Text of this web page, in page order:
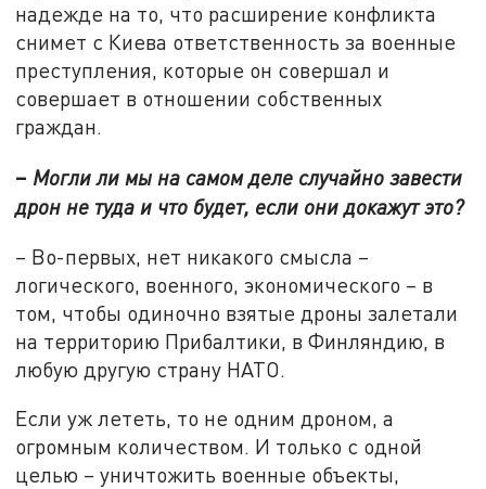
надежде на то, что расширение конфликта
снимет с Киева ответственность за военные
преступления, которые он совершал и
совершает в отношении собственных
граждан.
– Могли ли мы на самом деле случайно завести
дрон не туда и что будет, если они докажут это?
– Во-первых, нет никакого смысла –
логического, военного, экономического – в
том, чтобы одиночно взятые дроны залетали
на территорию Прибалтики, в Финляндию, в
любую другую страну НАТО.
Если уж лететь, то не одним дроном, а
огромным количеством. И только с одной
целью – уничтожить военные объекты,